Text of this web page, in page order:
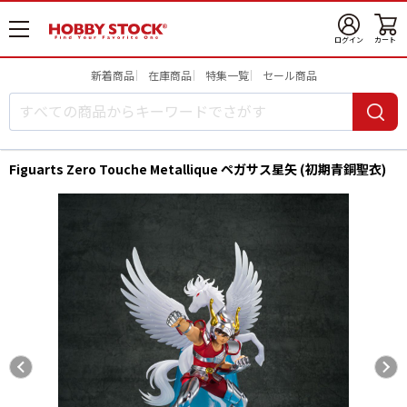
メ
ニ
開
ログイン カート
新着商品 在庫商品 特集一覧 セール商品
Figuarts Zero Touche Metallique ペガサス星矢 (初期青銅聖衣)